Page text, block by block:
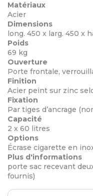
Matériaux
Acier
Dimensions
long. 450 x larg. 450 x
Poids
69 kg
Ouverture
Porte frontale,
Finition
Acier peint sur zinc
Fixation
Par tiges d’ancrage
Capacité
2 x 60 litres
Options
Écrase cigarette en
Plus d'informations
porte sac recevant
fournis)